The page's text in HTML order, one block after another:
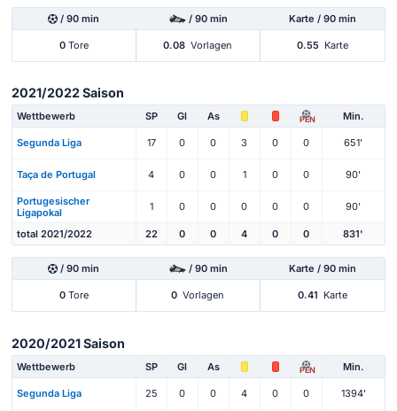
/ 90 min / 90 min Karte / 90 min
0Tore 0.08 Vorlagen 0.55 Karte
2021/2022 Saison
Wettbewerb SP Gl As PEN Min.
Segunda Liga 17 0 0 3 0 0 651'
Taça de Portugal 4 0 0 1 0 0 90'
Portugesischer
Ligapokal
1 0 0 0 0 0 90'
total 2021/2022 22 0 0 4 0 0 831'
/ 90 min / 90 min Karte / 90 min
0Tore 0 Vorlagen 0.41 Karte
2020/2021 Saison
Wettbewerb SP Gl As PEN Min.
Segunda Liga 25 0 0 4 0 0 1394'